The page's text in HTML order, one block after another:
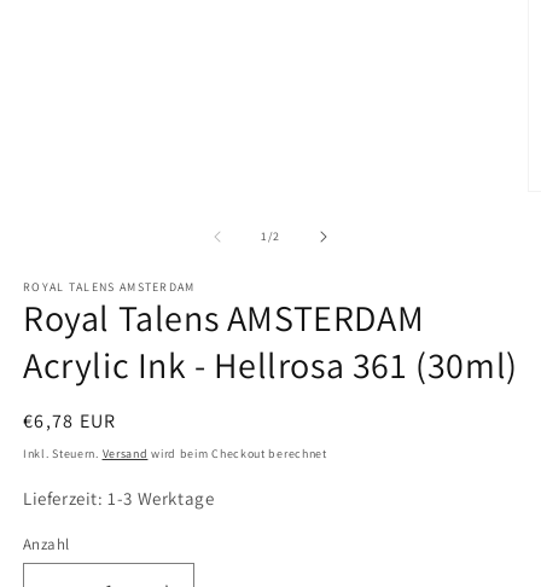
1/von
2
ROYAL TALENS AMSTERDAM
Royal Talens AMSTERDAM
Acrylic Ink - Hellrosa 361 (30ml)
Normaler
Preis
€6,78 EUR
Inkl. Steuern. Versand wird beim Checkout berechnet
Lieferzeit: 1-3 Werktage
Anzahl